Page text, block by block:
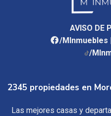
AVISO DE
/MInmuebles
/
2345 propiedades en
Las mejores casas y